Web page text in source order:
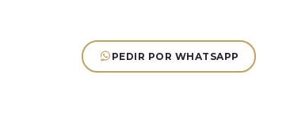
PEDIR POR WHATSAPP